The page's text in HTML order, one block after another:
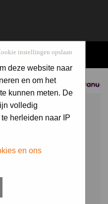
Sponsored by
instellingen opslaan
deze website naar
en om het
kunnen meten. De
volledig
herleiden naar IP
en ons